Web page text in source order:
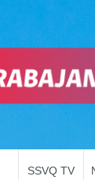
SSVQ TV